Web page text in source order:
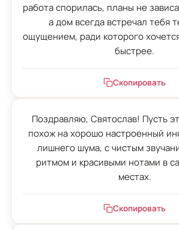
работа спорилась, планы не
а дом всегда встречал тебя
ощущением, ради которого
быстрее.
Скопировать
Поздравляю, Святослав! Пусть
похож на хорошо настроенный
лишнего шума, с чистым
ритмом и красивыми нотами в
местах.
Скопировать